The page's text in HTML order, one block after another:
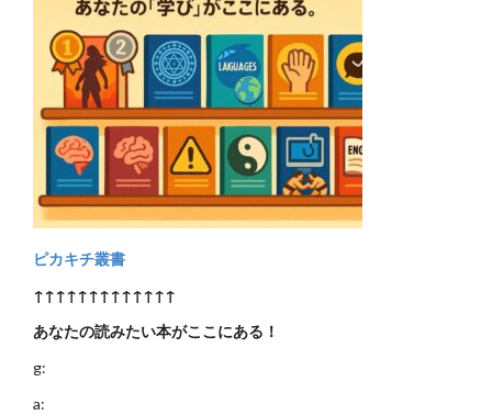
ピカキチ叢書
↑↑↑↑↑↑↑↑↑↑↑↑↑
あなたの読みたい本がここにある！
g:
a: